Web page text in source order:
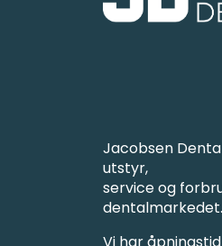
Jacobsen
utstyr,
service og
dentalmarkedet.